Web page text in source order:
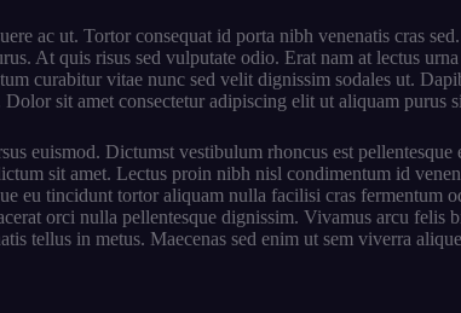
ac ut. Tortor consequat id porta nibh venenatis cras
At quis risus sed vulputate odio. Erat nam at lectus
curabitur vitae nunc sed velit dignissim sodales ut.
sit amet consectetur adipiscing elit ut aliquam purus
euismod. Dictumst vestibulum rhoncus est
sit amet. Lectus proin nibh nisl condimentum id
eu tincidunt tortor aliquam nulla facilisi cras fermentum
orci nulla pellentesque dignissim. Vivamus arcu felis
tellus in metus. Maecenas sed enim ut sem viverra